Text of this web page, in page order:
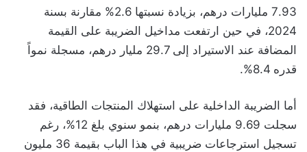
7.93 مليارات درهم، بزيادة نسبتها 2.6% مقارنة بسنة
2024، في حين ارتفعت مداخيل الضريبة على القيمة
المضافة عند الاستيراد إلى 29.7 مليار درهم، مسجلة نمواً
قدره 8.4%.
أما الضريبة الداخلية على استهلاك المنتجات الطاقية، فقد
سجلت 9.69 مليارات درهم، بنمو سنوي بلغ 12%، رغم
تسجيل استرجاعات ضريبية في هذا الباب بقيمة 36 مليون